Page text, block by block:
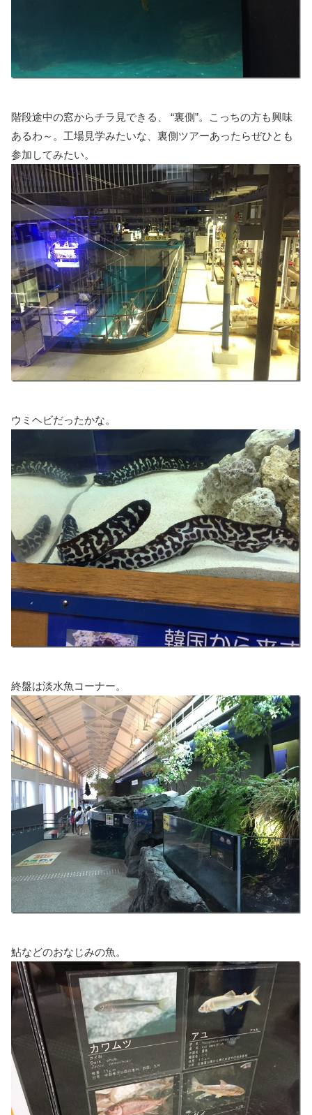
階段途中の窓からチラ見できる、 “裏側”。こっちの方も興味
あるわ～。工場見学みたいな、裏側ツアーあったらぜひとも
参加してみたい。
ウミヘビだったかな。
終盤は淡水魚コーナー。
鮎などのおなじみの魚。